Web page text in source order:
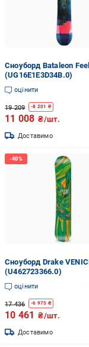
Сноуборд Bataleon
(UG16E1E3D34B.0)
оцінити
19 209 -8 201 ₴
11 008 ₴/шт.
Доставимо
Сноуборд Drake
(U462723366.0)
оцінити
17 436 -6 975 ₴
10 461 ₴/шт.
Доставимо